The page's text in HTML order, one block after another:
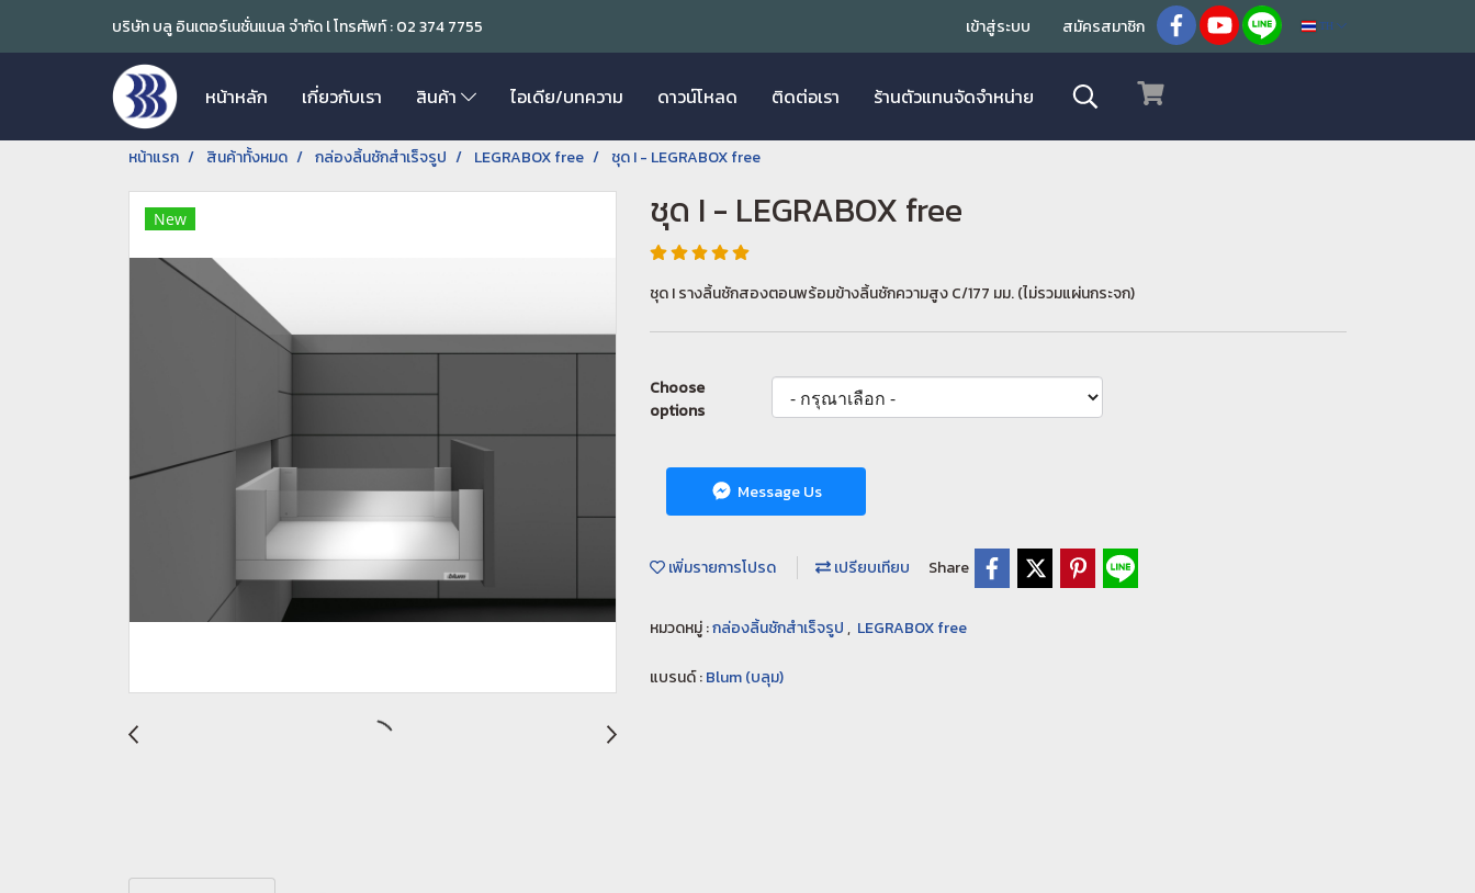
บริษัท บลู อินเตอร์เนชั่นแนล จำกัด l โทรศัพท์ : 02 374 7755 เข้าสู่ระบบ สมัครสมาชิก TH
หน้าหลัก เกี่ยวกับเรา สินค้า ไอเดีย/บทความ ดาวน์โหลด ติดต่อเรา ร้านตัวแทนจัดจำหน่าย
หน้าแรก สินค้าทั้งหมด กล่องลิ้นชักสำเร็จรูป LEGRABOX free ชุด I - LEGRABOX free
New ชุด I - LEGRABOX free
ชุด I รางลิ้นชักสองตอนพร้อมข้างลิ้นชักความสูง C/177 มม. (ไม่รวมแผ่นกระจก)
Choose
options
Message Us
เพิ่มรายการโปรด เปรียบเทียบ Share
หมวดหมู่ :กล่องลิ้นชักสำเร็จรูป, LEGRABOX free
แบรนด์ :Blum (บลุม)